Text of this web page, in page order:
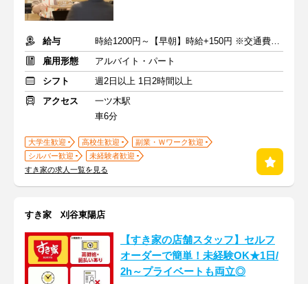
給与
時給1200円～【早朝】時給+150円 ※交通費支給
雇用形態
アルバイト・パート
シフト
週2日以上 1日2時間以上
アクセス
一ツ木駅
車6分
大学生歓迎 高校生歓迎
副業・Ｗワーク歓迎
シルバー歓迎
未経験者歓迎
すき家の求人一覧を見る
すき家 刈谷東陽店
【すき家の店舗スタッフ】セルフ
オーダーで簡単！未経験OK★1日/
2h～プライベートも両立◎